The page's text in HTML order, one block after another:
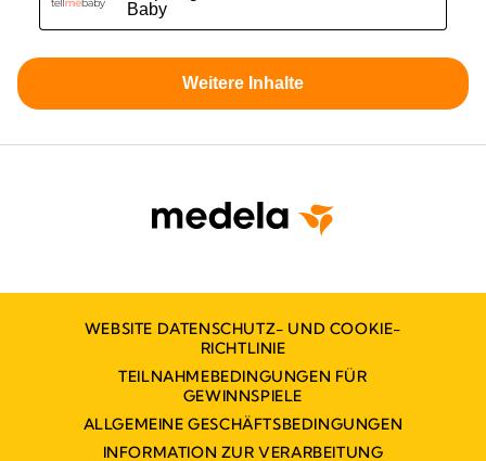
WEBSITE DATENSCHUTZ- UND COOKIE-
RICHTLINIE
TEILNAHMEBEDINGUNGEN FÜR
GEWINNSPIELE
ALLGEMEINE GESCHÄFTSBEDINGUNGEN
INFORMATION ZUR VERARBEITUNG